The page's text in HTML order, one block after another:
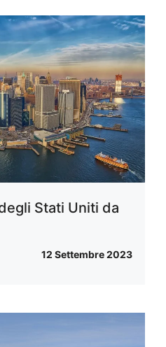
Stati Uniti da
12 Settembre 2023